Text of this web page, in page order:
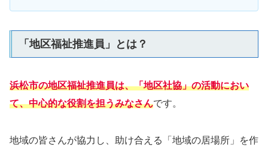
「地区福祉推進員」とは？
浜松市の地区福祉推進員は、「地区社協」の活動におい
て、中心的な役割を担うみなさんです。
地域の皆さんが協力し、助け合える「地域の居場所」を作